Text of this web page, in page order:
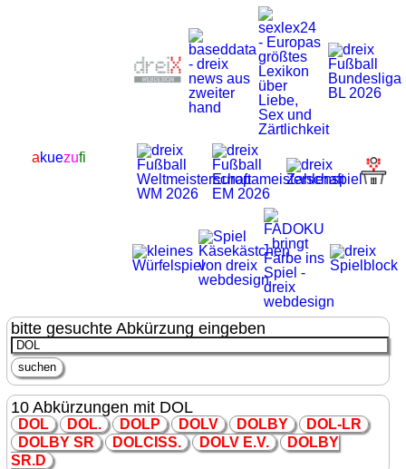
akuezufi
bitte gesuchte Abkürzung eingeben
10 Abkürzungen mit DOL
DOL DOL. DOLP DOLV DOLBY DOL-LR
DOLBY SR DOLCISS. DOLV E.V. DOLBY
SR.D